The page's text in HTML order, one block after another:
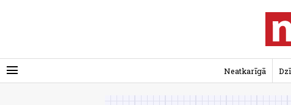
menu Neatkarīgā